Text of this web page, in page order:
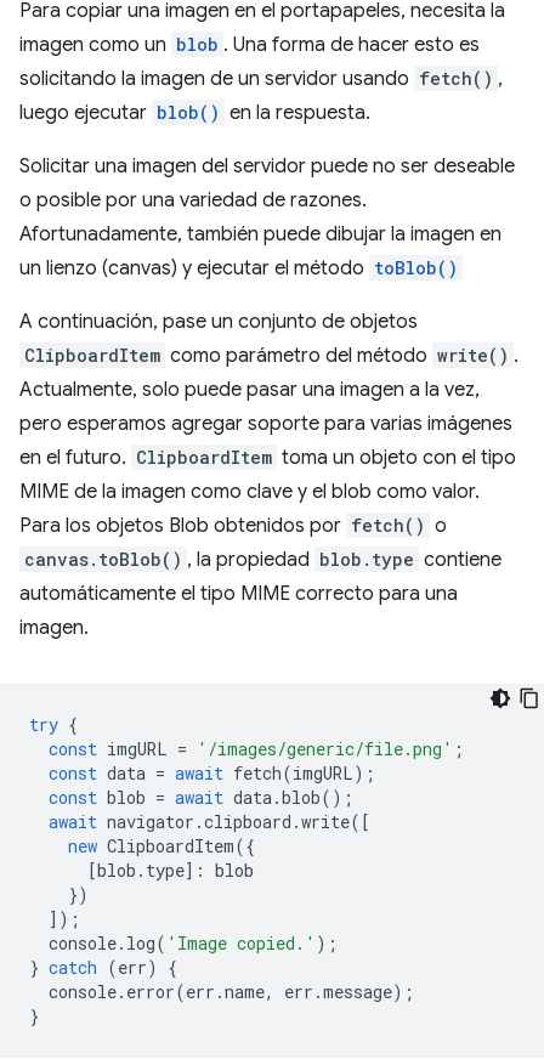
Para copiar una imagen en el portapapeles, necesita la
imagen como un blob . Una forma de hacer esto es
solicitando la imagen de un servidor usando fetch() ,
luego ejecutar blob() en la respuesta.
Solicitar una imagen del servidor puede no ser deseable
o posible por una variedad de razones.
Afortunadamente, también puede dibujar la imagen en
un lienzo (canvas) y ejecutar el método toBlob()
A continuación, pase un conjunto de objetos
ClipboardItem como parámetro del método write() .
Actualmente, solo puede pasar una imagen a la vez,
pero esperamos agregar soporte para varias imágenes
en el futuro. ClipboardItem toma un objeto con el tipo
MIME de la imagen como clave y el blob como valor.
Para los objetos Blob obtenidos por fetch() o
canvas.toBlob() , la propiedad blob.type contiene
automáticamente el tipo MIME correcto para una
imagen.
try {
const imgURL = '/images/generic/file.png' ;
const data = await fetch(imgURL);
const blob = await data.blob();
await navigator .clipboard .write([
new ClipboardItem({
[blob . type] : blob
})
]);
console. log( 'Image copied.' );
} catch (err)
{
console. error(err .name, err .message);
}